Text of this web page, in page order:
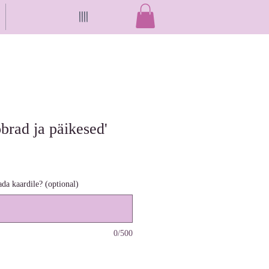
||||
ja päikesed'
kaardile? (optional)
0/500